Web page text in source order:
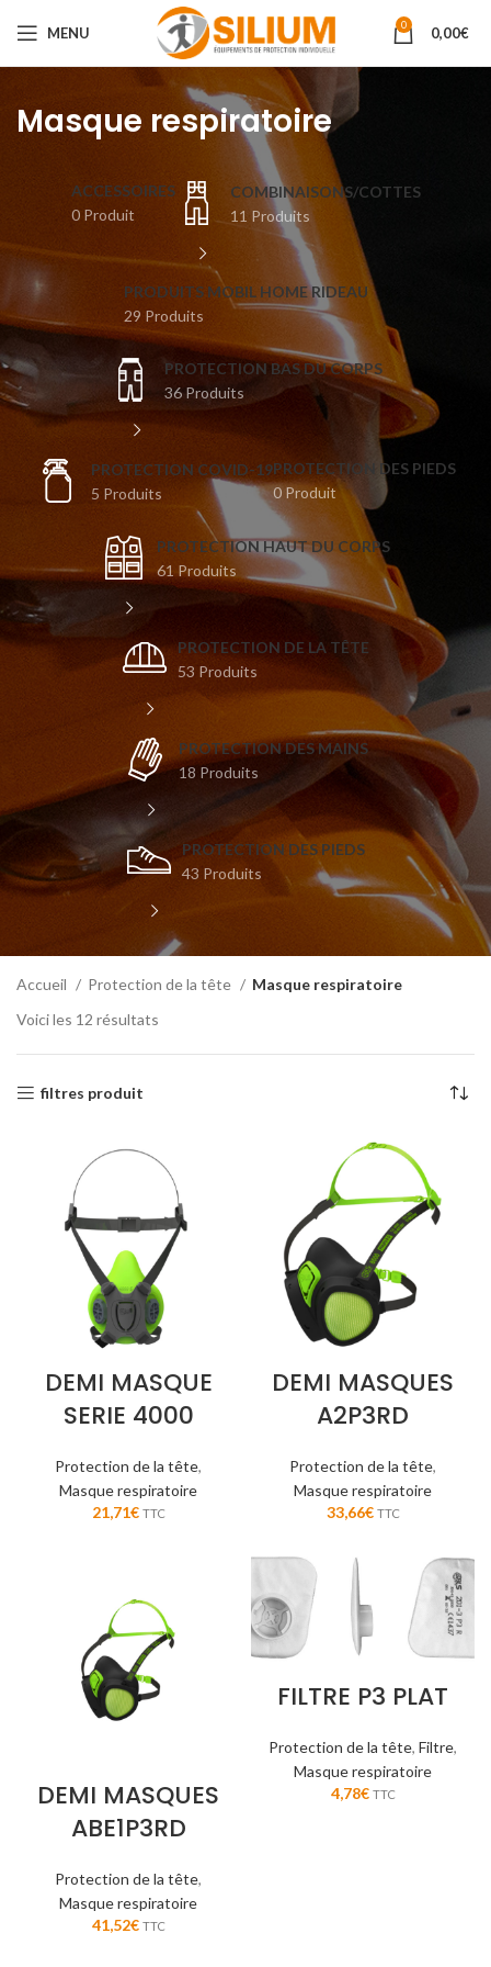
MENU 0 0,00€
Masque respiratoire
ACCESSOIRES
0 Produit
COMBINAISONS/COTTES
11 Produits
PRODUITS MOBIL HOME RIDEAU
29 Produits
PROTECTION BAS DU CORPS
36 Produits
⁣PROTECTION COVID-19
5 Produits
PROTECTION DES PIEDS
0 Produit
PROTECTION HAUT DU CORPS
61 Produits
PROTECTION DE LA TÊTE
53 Produits
PROTECTION DES MAINS
18 Produits
PROTECTION DES PIEDS
43 Produits
Accueil Protection de la tête
Masque respiratoire
Voici les 12 résultats
filtres produit
DEMI MASQUE
SERIE 4000
Protection de la tête,
Masque respiratoire
21,71€ TTC
DEMI MASQUES
A2P3RD
Protection de la tête,
Masque respiratoire
33,66€ TTC
DEMI MASQUES
ABE1P3RD
Protection de la tête,
Masque respiratoire
41,52€ TTC
FILTRE P3 PLAT
Protection de la tête, Filtre,
Masque respiratoire
4,78€ TTC